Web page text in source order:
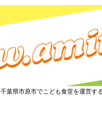
千葉県市原市でこども食堂を運営す